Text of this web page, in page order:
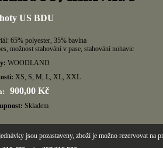
US BDU
65% polyester, 35% bavlna
možnost stahování v pase, stahování nohavic
WOODLAND
XS, S, M, L, XL, XXL
900,00 Kč
Skladem
jsou pozastaveny, zboží je možno rezervovat na